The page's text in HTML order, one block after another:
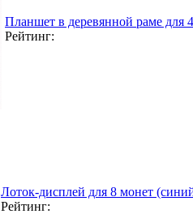
Планшет в деревянной раме
Рейтинг:
Лоток-дисплей для 8 монет
Рейтинг: